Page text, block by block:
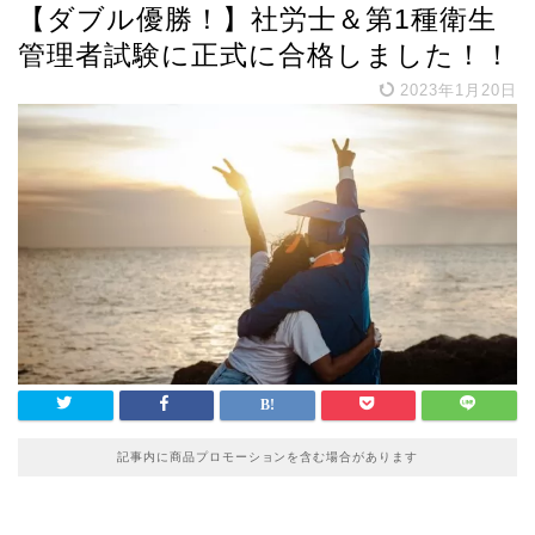
【ダブル優勝！】社労士＆第1種衛生
管理者試験に正式に合格しました！！
2023年1月20日
記事内に商品プロモーションを含む場合があります